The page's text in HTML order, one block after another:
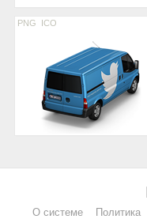
PNG ICO
О системе Политика